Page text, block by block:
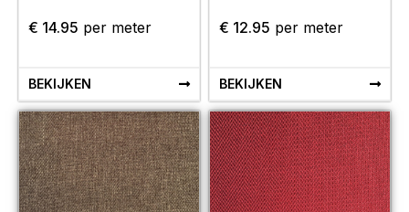
€ 14.95 per meter
BEKIJKEN
€ 12.95 per meter
BEKIJKEN